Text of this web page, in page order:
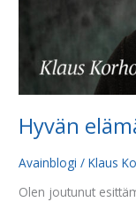
Hyvän
Avainblogi /Klaus
Olen joutunut